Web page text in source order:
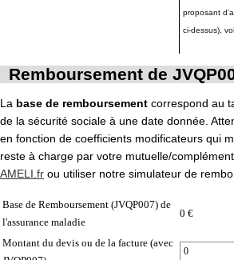
proposant
ci-dessus),
Remboursement de
La base de remboursement correspond au
de la sécurité sociale à une date donnée.
en fonction de coefficients modificateurs qui
reste à charge par votre mutuelle/
AMELI.fr ou utiliser notre simulateur de
Base de Remboursement (JVQP007) de
l'assurance maladie
0 €
Montant du devis ou de la facture (avec